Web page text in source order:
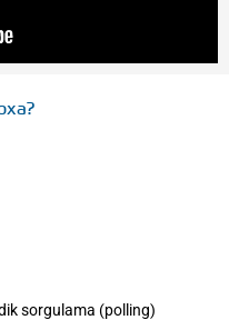
sorgulama (polling)